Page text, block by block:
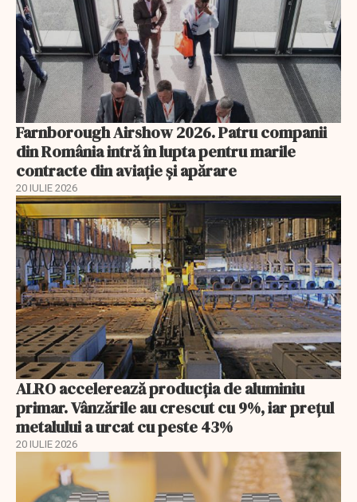
Farnborough Airshow 2026. Patru companii
din România intră în lupta pentru marile
contracte din aviație și apărare
20 IULIE 2026
ALRO accelerează producția de aluminiu
primar. Vânzările au crescut cu 9%, iar prețul
metalului a urcat cu peste 43%
20 IULIE 2026